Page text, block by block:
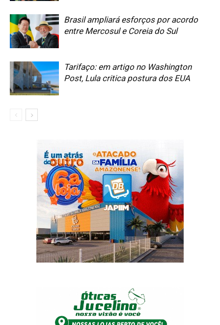
Brasil ampliará esforços por acordo
entre Mercosul e Coreia do Sul
Tarifaço: em artigo no Washington
Post, Lula critica postura dos EUA